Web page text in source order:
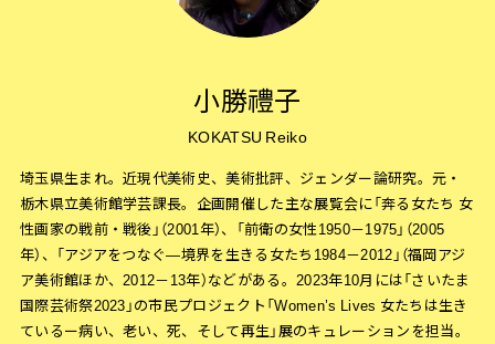
小勝禮子
KOKATSU Reiko
埼玉県生まれ。近現代美術史、美術批評、ジェンダー論研究。元・
栃木県立美術館学芸課長。企画開催した主な展覧会に「奔る女たち 女
性画家の戦前・戦後」（2001年）、「前衛の女性1950－1975」（2005
年）、「アジアをつなぐ―境界を生きる女たち1984－2012」（福岡アジ
ア美術館ほか、2012－13年）などがある。2023年10月には「さいたま
国際芸術祭2023」の市民プロジェクト「Women’s Lives 女たちは生き
ているー病い、老い、死、そして再生」展のキュレーションを担当。